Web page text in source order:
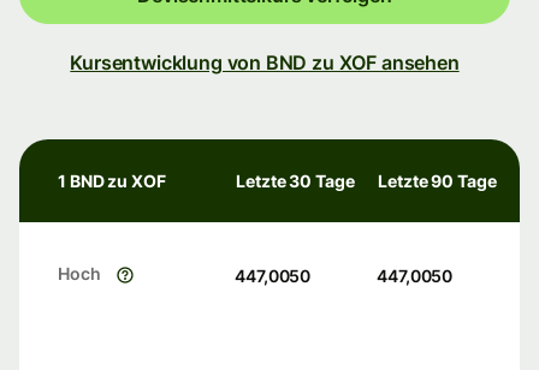
Kursentwicklung von BND zu XOF ansehen
1 BND zu XOF Letzte 30 Tage Letzte 90 Tage
Hoch 447,0050 447,0050